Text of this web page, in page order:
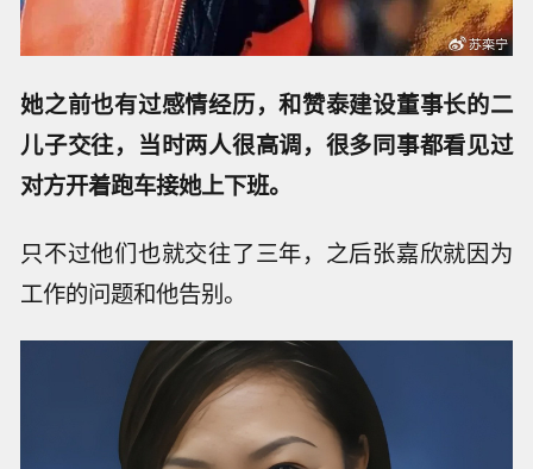
她之前也有过感情经历，和赞泰建设董事长的二
儿子交往，当时两人很高调，很多同事都看见过
对方开着跑车接她上下班。
只不过他们也就交往了三年，之后张嘉欣就因为
工作的问题和他告别。